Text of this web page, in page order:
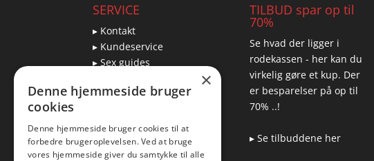
SERVICE
▸ Kontakt
▸ Kundeservice
▸ Sex guides
▸ Returnering
Blog
TILBUD spar op til
70%
Se hvad der ligger i
rodekassen - her kan du
virkelig gøre et kup. Der
er besparelser på op til
70% ..!
▸ Se tilbuddene her
×
Denne hjemmeside bruger
cookies
Denne hjemmeside bruger cookies til at
forbedre brugeroplevelsen. Ved at bruge
vores hjemmeside giver du samtykke til alle